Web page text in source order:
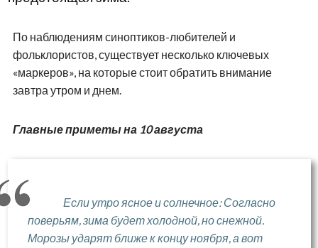
По наблюдениям синоптиков-любителей и
фольклористов, существует несколько ключевых
«маркеров», на которые стоит обратить внимание
завтра утром и днем.
Главные приметы на 10 августа
Если утро ясное и солнечное: Согласно
поверьям, зима будет холодной, но снежной.
Морозы ударят ближе к концу ноября, а вот